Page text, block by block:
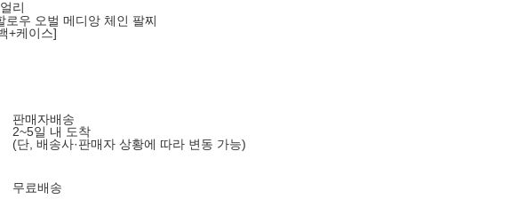
리
로우 오벌 메디앙 체인 팔찌
+케이스]
판매자배송
2~5일 내 도착
(단, 배송사·판매자 상황에 따라 변동 가능)
무료배송